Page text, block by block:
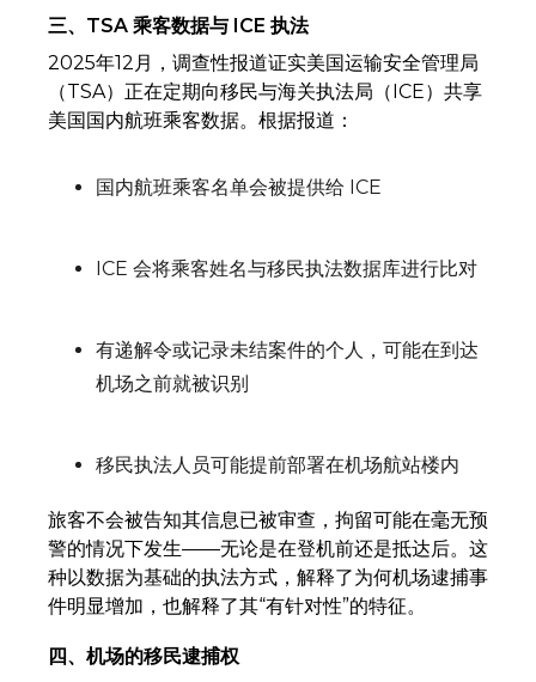
三、TSA 乘客数据与 ICE 执法
2025年12月，调查性报道证实美国运输安全管理局
（TSA）正在定期向移民与海关执法局（ICE）共享
美国国内航班乘客数据。根据报道：
国内航班乘客名单会被提供给 ICE
ICE 会将乘客姓名与移民执法数据库进行比对
有递解令或记录未结案件的个人，可能在到达
机场之前就被识别
移民执法人员可能提前部署在机场航站楼内
旅客不会被告知其信息已被审查，拘留可能在毫无预
警的情况下发生——无论是在登机前还是抵达后。这
种以数据为基础的执法方式，解释了为何机场逮捕事
件明显增加，也解释了其“有针对性”的特征。
四、机场的移民逮捕权